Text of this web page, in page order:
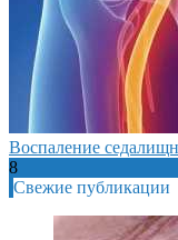
Воспаление
8
Свежие публикации